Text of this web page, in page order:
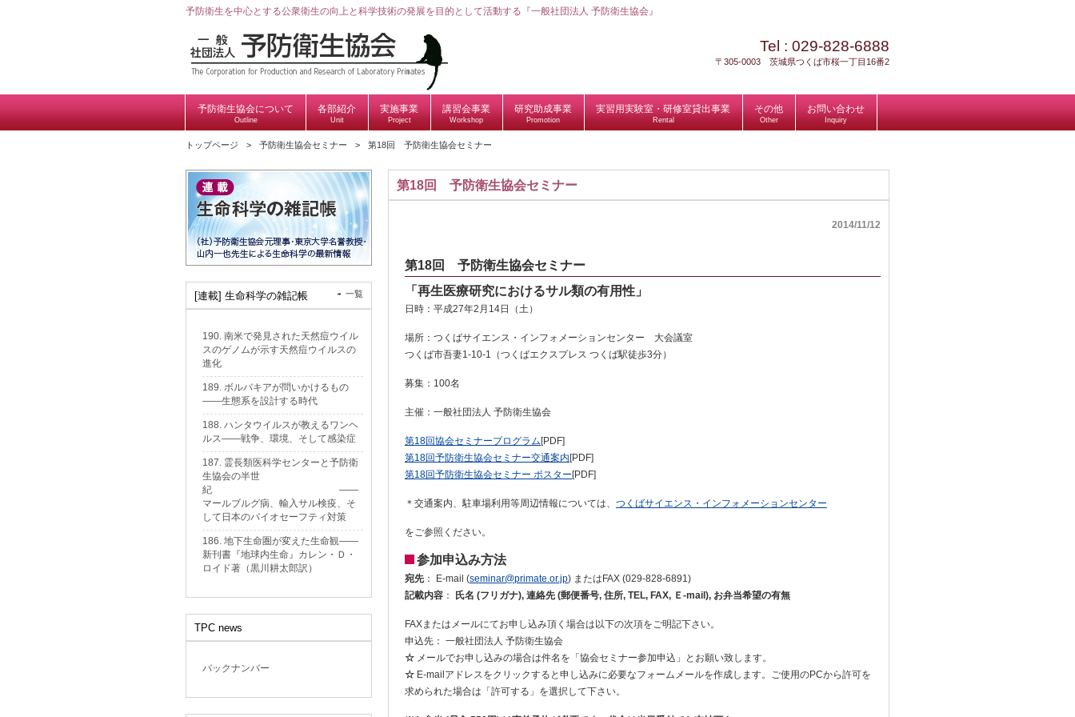
予防衛生を中心とする公衆衛生の向上と科学技術の発展を目的として活動する『一般社団法人 予防衛生協会』
Tel : 029-828-6888
〒305-0003 茨城県つくば市桜一丁目16番2
予防衛生協会について
Outline
各部紹介
Unit
実施事業
Project
講習会事業
Workshop
研究助成事業
Promotion
実習用実験室・研修室貸出事業
Rental
その他
Other
お問い合わせ
Inquiry
トップページ 予防衛生協会セミナー 第18回 予防衛生協会セミナー
第18回 予防衛生協会セミナー
2014/11/12
第18回 予防衛生協会セミナー
「再生医療研究におけるサル類の有用性」
日時：平成27年2月14日（土）
場所：つくばサイエンス・インフォメーションセンター 大会議室
つくば市吾妻1-10-1（つくばエクスプレス つくば駅徒歩3分）
募集：100名
主催：一般社団法人 予防衛生協会
第18回協会セミナープログラム [PDF]
第18回予防衛生協会セミナー交通案内 [PDF]
第18回予防衛生協会セミナー ポスター [PDF]
＊交通案内、駐車場利用等周辺情報については、 つくばサイエンス・インフォメーションセンター
をご参照ください。
参加申込み方法
宛先 ： E-mail (seminar@primate.or.jp) またはFAX (029-828-6891)
記載内容 ： 氏名 (フリガナ), 連絡先 (郵便番号, 住所, TEL, FAX, Ｅ-mail), お弁当希望の有無
FAXまたはメールにてお申し込み頂く場合は以下の次項をご明記下さい。
申込先： 一般社団法人 予防衛生協会
☆ メールでお申し込みの場合は件名を「協会セミナー参加申込」とお願い致します。
☆ E-mailアドレスをクリックすると申し込みに必要なフォームメールを作成します。ご使用のPCから許可を
求められた場合は「許可する」を選択して下さい。
[連載] 生命科学の雑記帳 一覧
190. 南米で発見された天然痘ウイル
スのゲノムが示す天然痘ウイルスの
進化
189. ボルバキアが問いかけるもの
——生態系を設計する時代
188. ハンタウイルスが教えるワンヘ
ルス——戦争、環境、そして感染症
187. 霊長類医科学センターと予防衛
生協会の半世
紀 ——
マールブルグ病、輸入サル検疫、そ
して日本のバイオセーフティ対策
186. 地下生命圏が変えた生命観——
新刊書『地球内生命』カレン・Ｄ・
ロイド著（黒川耕太郎訳）
TPC news
バックナンバー